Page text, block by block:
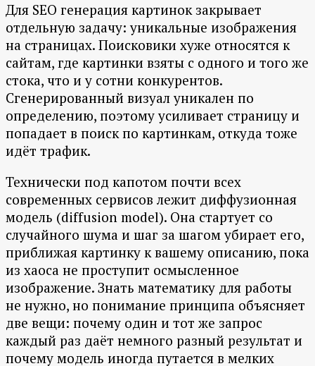
Для SEO генерация картинок закрывает
отдельную задачу: уникальные изображения
на страницах. Поисковики хуже относятся к
сайтам, где картинки взяты с одного и того же
стока, что и у сотни конкурентов.
Сгенерированный визуал уникален по
определению, поэтому усиливает страницу и
попадает в поиск по картинкам, откуда тоже
идёт трафик.
Технически под капотом почти всех
современных сервисов лежит диффузионная
модель (diffusion model). Она стартует со
случайного шума и шаг за шагом убирает его,
приближая картинку к вашему описанию, пока
из хаоса не проступит осмысленное
изображение. Знать математику для работы
не нужно, но понимание принципа объясняет
две вещи: почему один и тот же запрос
каждый раз даёт немного разный результат и
почему модель иногда путается в мелких